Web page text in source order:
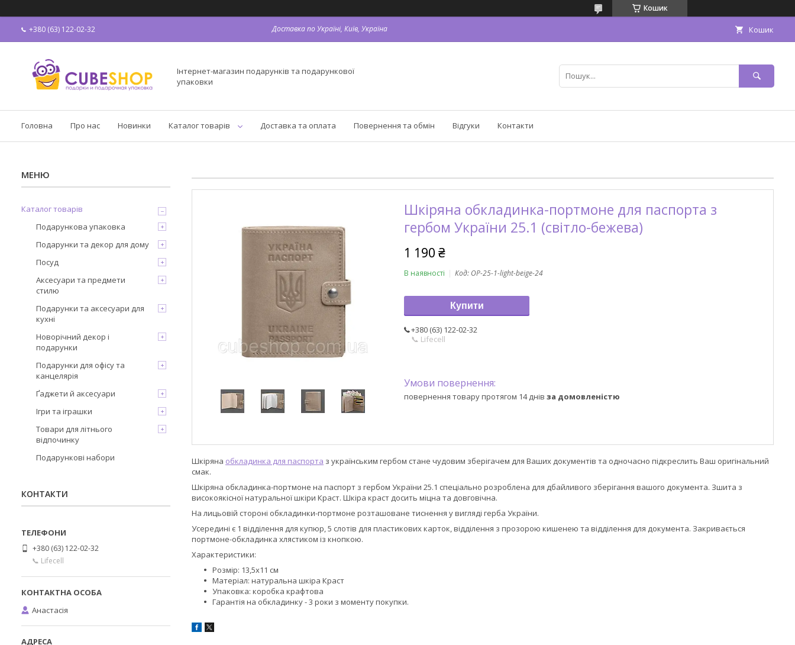
Кошик
+380 (63) 122-02-32 Доставка по Україні, Київ, Україна Кошик
Інтернет-магазин подарунків та подарункової
упаковки
Головна Про нас Новинки Каталог товарів Доставка та оплата Повернення та обмін Відгуки Контакти
Шкіряна обкладинка-портмоне для паспорта з
гербом України 25.1 (світло-бежева)
1 190 ₴
В наявності Код: OP-25-1-light-beige-24
Купити
+380 (63) 122-02-32
📞 Lifecell
повернення товару протягом 14 днів за домовленістю
Шкіряна обкладинка для паспорта з українським гербом стане чудовим зберігачем для Ваших документів та одночасно підкреслить Ваш оригінальний
смак.
Шкіряна обкладинка-портмоне на паспорт з гербом України 25.1 спеціально розроблена для дбайливого зберігання вашого документа. Зшита з
високоякісної натуральної шкіри Краст. Шкіра краст досить міцна та довговічна.
На лицьовій стороні обкладинки-портмоне розташоване тиснення у вигляді герба України.
Усередині є 1 відділення для купюр, 5 слотів для пластикових карток, відділення з прозорою кишенею та відділення для документа. Закривається
портмоне-обкладинка хлястиком із кнопкою.
Характеристики:
Розмір: 13,5x11 см
Матеріал: натуральна шкіра Краст
Упаковка: коробка крафтова
Гарантія на обкладинку - 3 роки з моменту покупки.
Каталог товарів
Подарункова упаковка
Подарунки та декор для дому
Посуд
Аксесуари та предмети
стилю
Подарунки та аксесуари для
кухні
Новорічний декор і
подарунки
Подарунки для офісу та
канцелярія
Ґаджети й аксесуари
Ігри та іграшки
Товари для літнього
відпочинку
Подарункові набори
КОНТАКТИ
+380 (63) 122-02-32
📞 Lifecell
Анастасія